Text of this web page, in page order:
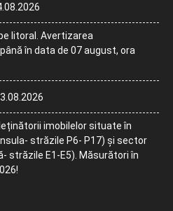
litoral. Avertizarea
în data de 07 august, ora
imobilelor situate în
străzile P6- P17) și sector
străzile E1-E5). Măsurători în